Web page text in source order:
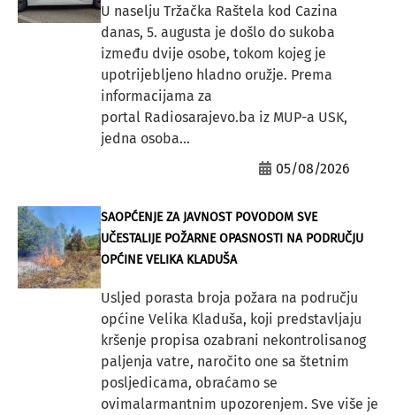
U naselju Tržačka Raštela kod Cazina
danas, 5. augusta je došlo do sukoba
između dvije osobe, tokom kojeg je
upotrijebljeno hladno oružje. Prema
informacijama za
portal Radiosarajevo.ba iz MUP-a USK,
jedna osoba...
05/08/2026
SAOPĆENJE ZA JAVNOST POVODOM SVE
UČESTALIJE POŽARNE OPASNOSTI NA PODRUČJU
OPĆINE VELIKA KLADUŠA
Usljed porasta broja požara na području
općine Velika Kladuša, koji predstavljaju
kršenje propisa ozabrani nekontrolisanog
paljenja vatre, naročito one sa štetnim
posljedicama, obraćamo se
ovimalarmantnim upozorenjem. Sve više je